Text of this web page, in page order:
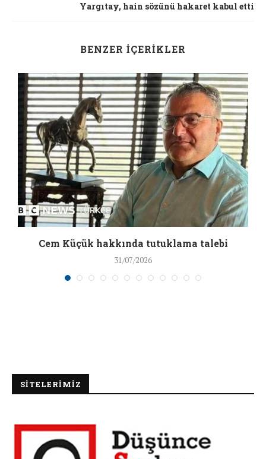
Yargıtay, hain sözünü hakaret kabul etti
BENZER İÇERIKLER
Cem Küçük hakkında tutuklama talebi
31/07/2026
SİTELERİMİZ